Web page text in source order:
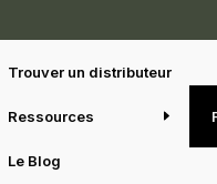
Trouver un distributeur
Ressources
Le Blog